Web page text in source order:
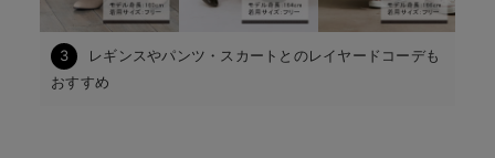
3
レギンスやパンツ・スカートとのレイヤードコーデも
おすすめ